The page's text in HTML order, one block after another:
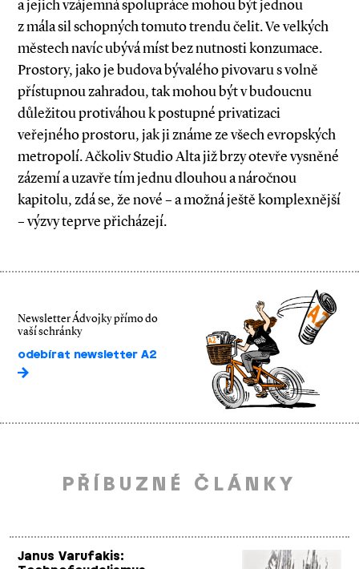
a jejich vzájemná spolupráce mohou být jednou
z mála sil schopných tomuto trendu čelit. Ve velkých
městech navíc ubývá míst bez nutnosti konzumace.
Prostory, jako je budova bývalého pivovaru s volně
přístupnou zahradou, tak mohou být v budoucnu
důležitou protiváhou k postupné privatizaci
veřejného prostoru, jak ji známe ze všech evropských
metropolí. Ačkoliv Studio Alta již brzy otevře vysněné
zázemí a uzavře tím jednu dlouhou a náročnou
kapitolu, zdá se, že nové – a možná ještě komplexnější
– výzvy teprve přicházejí.
Newsletter Ádvojky přímo do
vaší schránky
odebírat newsletter A2
PŘÍBUZNÉ ČLÁNKY
Janus Varufakis: